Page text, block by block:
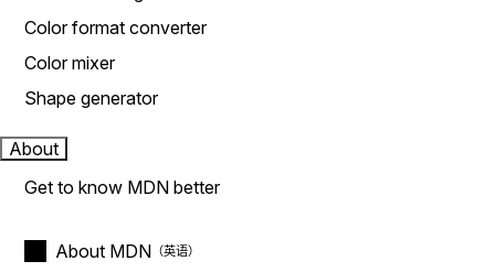
Color format converter
Color mixer
Shape generator
About
Get to know MDN better
About MDN